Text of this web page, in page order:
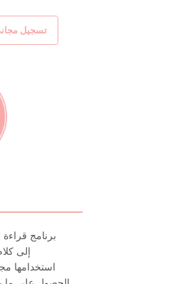
تسجيل
برنامج
إلى
استخدامها